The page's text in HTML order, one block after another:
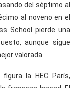
del séptimo al
al noveno en el
School pierde una
aunque sigue
valorada.
la HEC París,